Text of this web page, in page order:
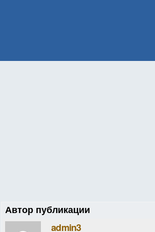
Автор публикации
admin3